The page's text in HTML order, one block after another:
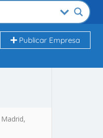
Publicar Empresa